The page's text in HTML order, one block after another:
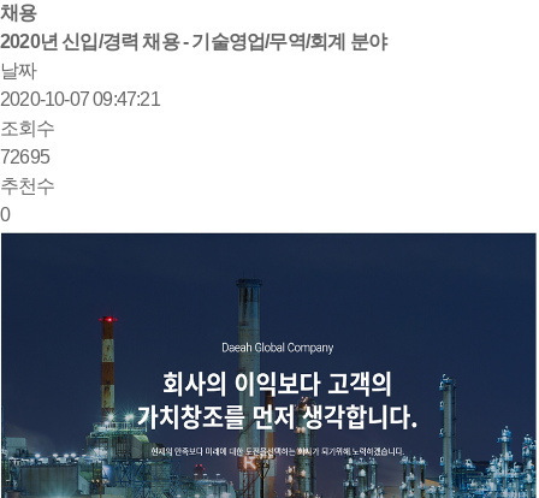
채용
2020년 신입/경력 채용 - 기술영업/무역/회계 분야
날짜
2020-10-07 09:47:21
조회수
72695
추천수
0